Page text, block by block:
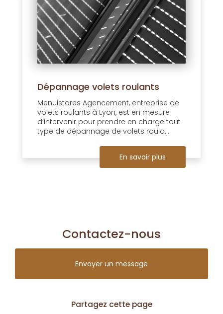
Dépannage volets roulants
Menuistores Agencement, entreprise de
volets roulants à Lyon, est en mesure
d’intervenir pour prendre en charge tout
type de dépannage de volets roula...
En savoir plus
Contactez-nous
Envoyer un message
Partagez cette page